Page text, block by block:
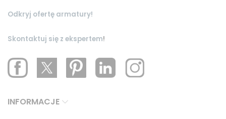
Odkryj ofertę armatury!
Skontaktuj się z ekspertem!
INFORMACJE